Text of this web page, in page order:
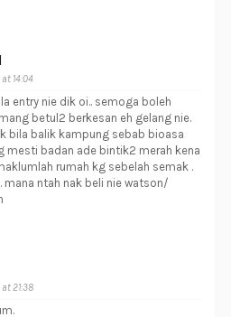
14:04
entry nie dik oi.. semoga boleh
betul2 berkesan eh gelang nie.
bila balik kampung sebab bioasa
mesti badan ade bintik2 merah kena
rumah kg sebelah semak .
mana ntah nak beli nie watson/
21:38